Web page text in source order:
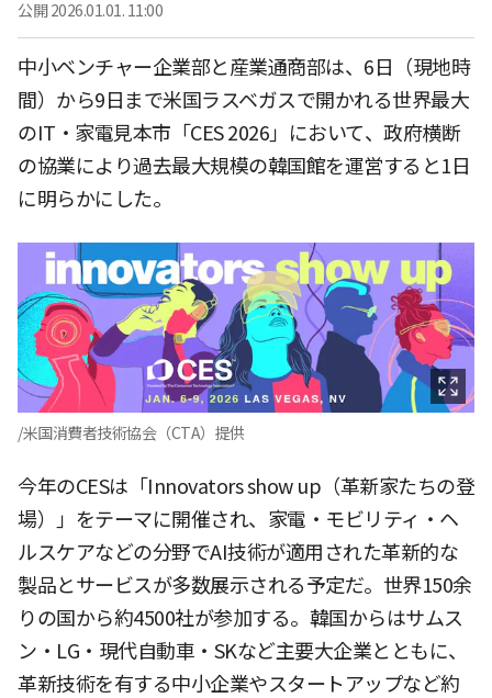
公開 2026.01.01. 11:00
中小ベンチャー企業部と産業通商部は、6日（現地時
間）から9日まで米国ラスベガスで開かれる世界最大
のIT・家電見本市「CES 2026」において、政府横断
の協業により過去最大規模の韓国館を運営すると1日
に明らかにした。
/米国消費者技術協会（CTA）提供
今年のCESは「Innovators show up（革新家たちの登
場）」をテーマに開催され、家電・モビリティ・ヘ
ルスケアなどの分野でAI技術が適用された革新的な
製品とサービスが多数展示される予定だ。世界150余
りの国から約4500社が参加する。韓国からはサムス
ン・LG・現代自動車・SKなど主要大企業とともに、
革新技術を有する中小企業やスタートアップなど約